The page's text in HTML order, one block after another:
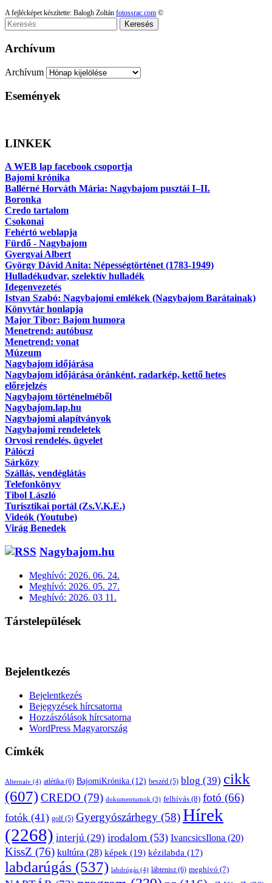
A fejlécképet készítette: Balogh Zoltán fotossrac.com ©
Keresés
Archívum
Archívum
Események
LINKEK
A WEB lap facebook csoportja
Bajomi krónika
Ballérné Horváth Mária: Nagybajom pusztái I–II.
Boronka
Credo tartalom
Csokonai
Fehértó weblapja
Fürdő - Nagybajom
Gyergyai Albert
György Dávid Anita: Népességtörténet (1783-1949)
Hulladékudvar, szelektív hulladék
Idegenvezetés
Istvan Szabó: Nagybajomi emlékek (Nagybajom Barátainak)
Könyvtár honlapja
Major Tibor: Bajom humora
Menetrend: autóbusz
Menetrend: vonat
Múzeum
Nagybajom időjárása
Nagybajom időjárása óránként, radarkép, kettő hetes
előrejelzés
Nagybajom történelméből
Nagybajom.lap.hu
Nagybajomi alapítványok
Nagybajomi rendeletek
Orvosi rendelés, ügyelet
Pálóczi
Sárközy
Szállás, vendéglátás
Telefonkönyv
Tibol László
Turisztikai portál (Zs.V.K.E.)
Videók (Youtube)
Virág Benedek
Nagybajom.hu
Meghívó: 2026. 06. 24.
Meghívó: 2026. 05. 27.
Meghívó: 2026. 03 11.
Társtelepülések
Bejelentkezés
Bejelentkezés
Bejegyzések hírcsatorna
Hozzászólások hírcsatorna
WordPress Magyarország
Címkék
Alternaiv (4) atlétika (6) BajomiKrónika (12) beszéd (5) blog (39) cikk
(607)CREDO (79) dokumentumok (3) felhívás (8) fotó (66)
fotók (41) golf (5) Gyergyószárhegy (58)Hírek
(2268) interjú (29) irodalom (53) IvancsicsIlona (20)
KissZ (76) kultúra (28) képek (19) kézilabda (17)
labdarúgás (537) labdrúgás (4) lábtenisz (6) meghívó (7)